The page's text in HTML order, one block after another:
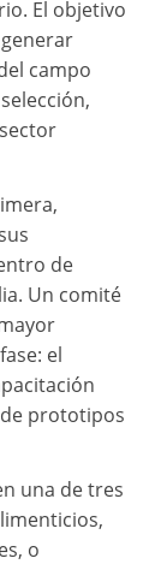
El objetivo
campo
de
Un comité
el
prototipos
una de tres
o